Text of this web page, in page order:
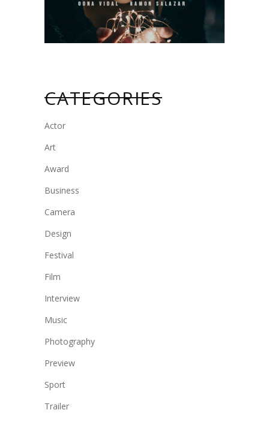
CATEGORIES
Actor
Art
Award
Business
Camera
Design
Festival
Film
Interview
Music
Photography
Preview
Sport
Trailer